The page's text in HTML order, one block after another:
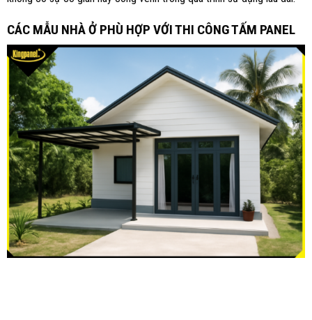
CÁC MẪU NHÀ Ở PHÙ HỢP VỚI THI CÔNG TẤM PANEL